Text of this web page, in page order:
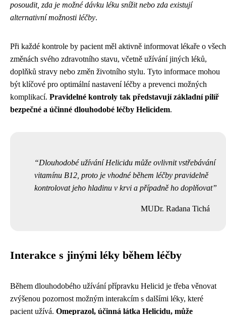
posoudit, zda je možné dávku léku snížit nebo zda existují
alternativní možnosti léčby.
Při každé kontrole by pacient měl aktivně informovat lékaře o všech
změnách svého zdravotního stavu, včetně užívání jiných léků,
doplňků stravy nebo změn životního stylu. Tyto informace mohou
být klíčové pro optimální nastavení léčby a prevenci možných
komplikací. Pravidelné kontroly tak představují základní pilíř
bezpečné a účinné dlouhodobé léčby Helicidem.
Dlouhodobé užívání Helicidu může ovlivnit vstřebávání
vitamínu B12, proto je vhodné během léčby pravidelně
kontrolovat jeho hladinu v krvi a případně ho doplňovat
MUDr. Radana Tichá
Interakce s jinými léky během léčby
Během dlouhodobého užívání přípravku Helicid je třeba věnovat
zvýšenou pozornost možným interakcím s dalšími léky, které
pacient užívá. Omeprazol, účinná látka Helicidu, může